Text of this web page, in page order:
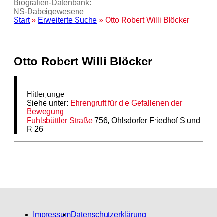
Biografien-Datenbank:
NS‑Dabeigewesene
Start» Erweiterte Suche » Otto Robert Willi Blöcker
Otto Robert Willi Blöcker
Hitlerjunge
Siehe unter: Ehrengruft für die Gefallenen der
Bewegung
Fuhlsbüttler Straße 756, Ohlsdorfer Friedhof S und
R 26
ImpressumDatenschutzerklärung